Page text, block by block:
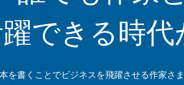
できる時代
本を書くことでビジネスを飛躍させる作家さ